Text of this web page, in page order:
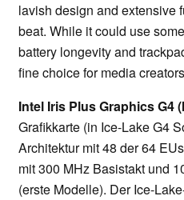
lavish design and extensive
beat. While it could use
battery longevity and
fine choice for media
Intel Iris Plus Graphics G4
Grafikkarte (in Ice-Lake G4
Architektur mit 48 der 64
mit 300 MHz Basistakt und
(erste Modelle). Der Ice-